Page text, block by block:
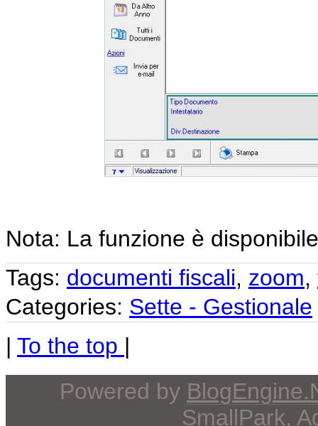
Nota: La funzione è
Tags: documenti fiscali, zoom,
Categories: Sette - Gestionale
| To the top |
Powered by
SmallPark,